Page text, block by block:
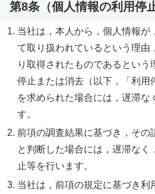
第8条（個人情報の利用停
当社は，本人から，個人情報が
て取り扱われているという理由
り取得されたものであるとい
停止または消去（以下，「利用
を求められた場合には，遅滞な
す。
前項の調査結果に基づき，その
と判断した場合には，遅滞なく
止等を行います。
当社は，前項の規定に基づき利